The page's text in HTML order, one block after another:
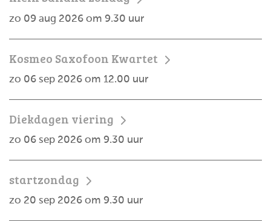
zo 09 aug 2026 om 9.30 uur
Kosmeo Saxofoon Kwartet
zo 06 sep 2026 om 12.00 uur
Diekdagen viering
zo 06 sep 2026 om 9.30 uur
startzondag
zo 20 sep 2026 om 9.30 uur